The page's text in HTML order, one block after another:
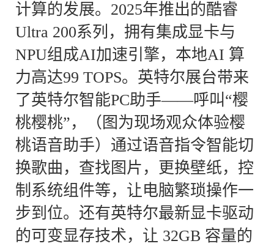
计算的发展。2025年推出的酷睿
Ultra 200系列，拥有集成显卡与
NPU组成AI加速引擎，本地AI 算
力高达99 TOPS。英特尔展台带来
了英特尔智能PC助手——呼叫“樱
桃樱桃”，（图为现场观众体验樱
桃语音助手）通过语音指令智能切
换歌曲，查找图片，更换壁纸，控
制系统组件等，让电脑繁琐操作一
步到位。还有英特尔最新显卡驱动
的可变显存技术，让 32GB 容量的